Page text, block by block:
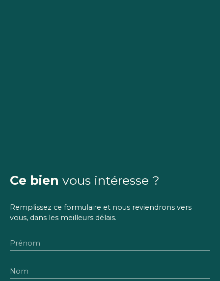
Ce bien vous intéresse ?
Remplissez ce formulaire et nous reviendrons vers
vous, dans les meilleurs délais.
Prénom
Nom